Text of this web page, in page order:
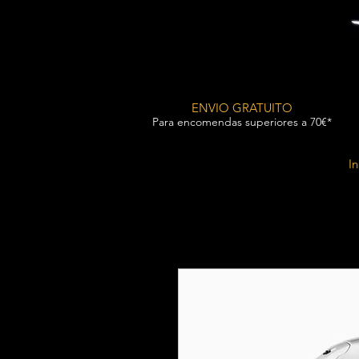
ENVIO GRATUITO
Para encomendas superiores a 70€*